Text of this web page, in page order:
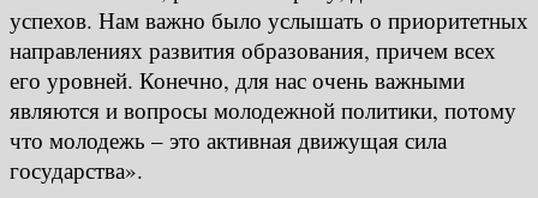
успехов. Нам важно было услышать о приоритетных
направлениях развития образования, причем всех
его уровней. Конечно, для нас очень важными
являются и вопросы молодежной политики, потому
что молодежь – это активная движущая сила
государства».